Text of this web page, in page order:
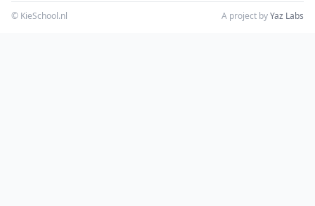
© KieSchool.nl A project byYaz Labs